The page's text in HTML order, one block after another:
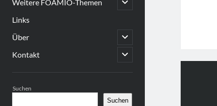
Weitere FOAMIO-Themen
child
Links
Über
open
child
menu
Kontakt
open
child
Suchen
Suchen